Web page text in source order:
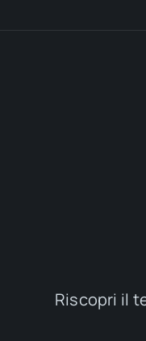
Riscopri il